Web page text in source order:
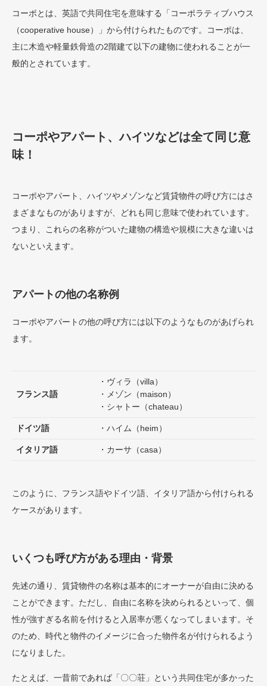
コーポとは、英語で共同住宅を意味する「コーポラティブハウス
（cooperative house）」から付けられたものです。コーポは、
主に木造や軽量鉄骨造の2階建て以下の建物に使われることが一
般的とされています。
コーポやアパート、ハイツなどは全て同じ意
味！
コーポやアパート、ハイツやメゾンなど賃貸物件の呼び方にはさ
まざまなものがありますが、どれも同じ意味で使われています。
つまり、これらの名称がついた建物の構造や規模に大きな違いは
ないといえます。
アパートの他の名称例
コーポやアパートの他の呼び方には以下のようなものがあげられ
ます。
フランス語
・ヴィラ（villa）
・メゾン（maison）
・シャトー（chateau）
ドイツ語 ・ハイム（heim）
イタリア語 ・カーサ（casa）
このように、フランス語やドイツ語、イタリア語から付けられる
ケースがあります。
いくつも呼び方がある理由・背景
先述の通り、賃貸物件の名称は基本的にオーナーが自由に決める
ことができます。ただし、自由に名称を決められるといって、個
性が強すぎる名前を付けると入居率が悪くなってしまいます。そ
のため、時代と物件のイメージに合った物件名が付けられるよう
になりました。
たとえば、一昔前であれば「〇〇荘」という共同住宅が多かった